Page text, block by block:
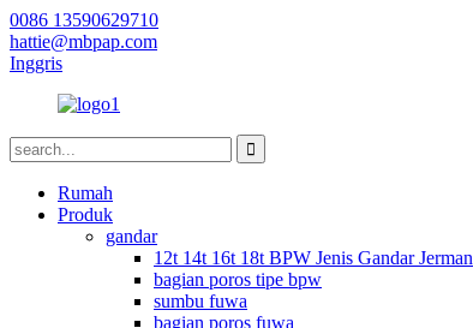
0086 13590629710
hattie@mbpap.com
Inggris
Rumah
Produk
gandar
12t 14t 16t 18t BPW Jenis Gandar Jerman
bagian poros tipe bpw
sumbu fuwa
bagian poros fuwa